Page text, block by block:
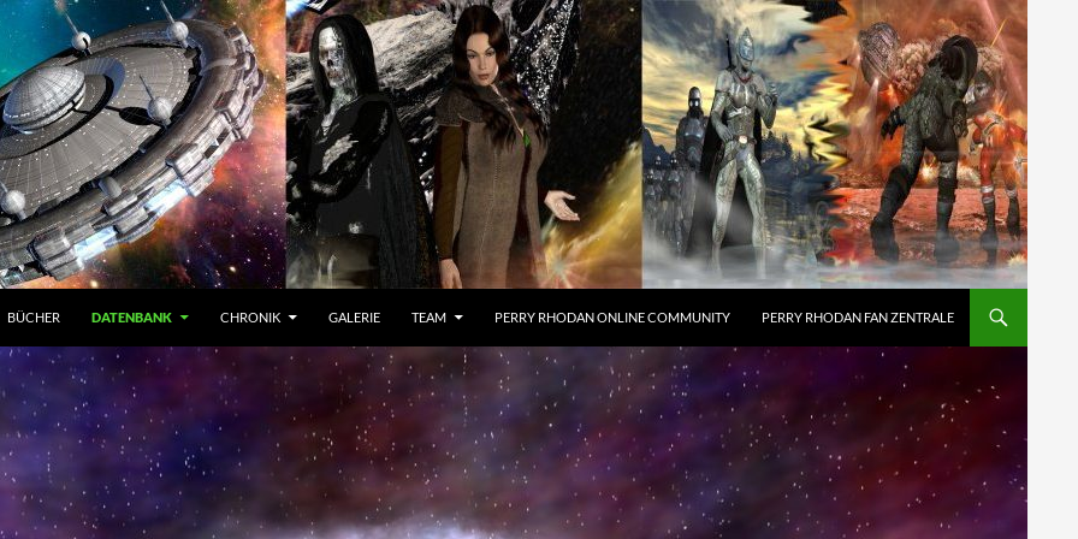
BÜCHER DATENBANK CHRONIK GALERIE TEAM PERRY RHODAN ONLINE COMMUNITY PERRY RHODAN FAN ZENTRALE